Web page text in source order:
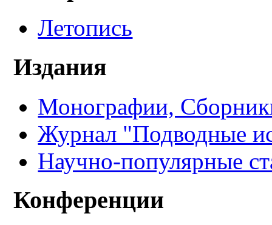
Летопись
Издания
Монографии,
Журнал "Подводные
Научно-популярные
Конференции